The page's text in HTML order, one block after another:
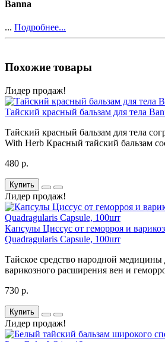
Banna
... Подробнее...
Похожие товары
Лидер продаж!
Тайский красный бальзам для тела
Тайский красный бальзам для тела
With Herb Красный тайский бальзам
480 р.
Купить
Лидер продаж!
Капсулы Циссус от геморроя и
Quadragularis Capsule, 100шт
Тайское средство народной
варикозного расширения вен и
730 р.
Купить
Лидер продаж!